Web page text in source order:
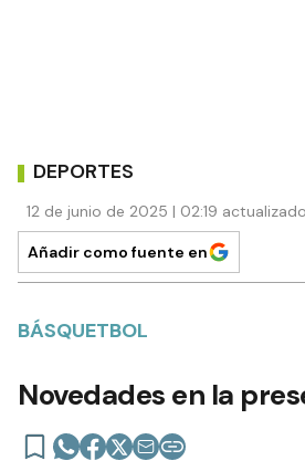
DEPORTES
12 de junio de 2025 | 02:19
Añadir como fuente en
BÁSQUETBOL
Novedades en la